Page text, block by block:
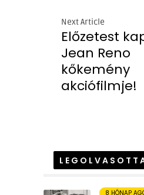
Next Article
Előzetest
Jean Reno
kőkemény
akciófilmje!
8 HÓNAP